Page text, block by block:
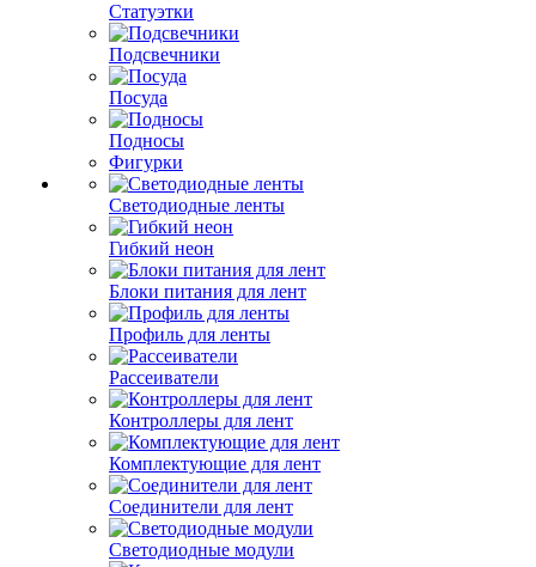
Статуэтки
Подсвечники
Посуда
Подносы
Фигурки
Светодиодные ленты
Гибкий неон
Блоки питания для лент
Профиль для ленты
Рассеиватели
Контроллеры для лент
Комплектующие для лент
Соединители для лент
Светодиодные модули